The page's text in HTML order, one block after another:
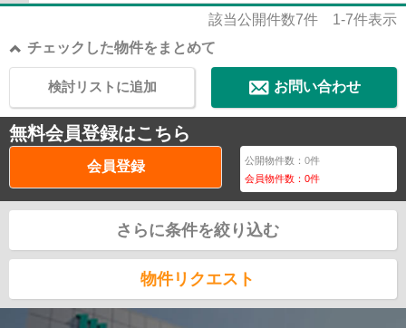
分
該当公開件数7件 1-7件表示
チェックした物件をまとめて
お問い合わせ
検討リストに追加
無料会員登録はこちら
会員登録 公開物件数：0件
会員物件数：0件
さらに条件を絞り込む
物件リクエスト